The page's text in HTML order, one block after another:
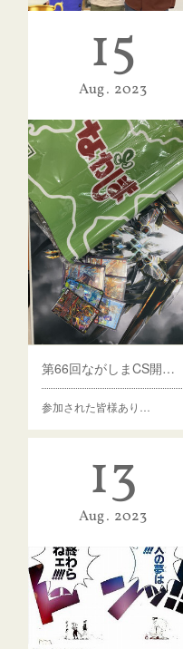
第１回ながしまポケカトリオ戦！
🏆優勝はがんもどきチー
ム…
15
Aug 2023
第66回ながしまCS開催！
参加された皆様あり…
13
Aug 2023